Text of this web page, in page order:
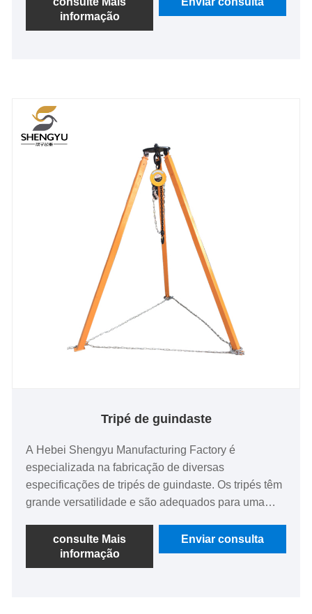
utilizam materiais espessados, possuem estrutura
compacta e grande capacidade de carga, capazes
informação
Tripé de guindaste
A Hebei Shengyu Manufacturing Factory é
especializada na fabricação de diversas
especificações de tripés de guindaste. Os tripés têm
grande versatilidade e são adequados para uma
confiável em termos de capacidade de carga, possui
uma estrutura compacta e pequena, é fácil de
instalar e operar e pode não apenas melhorar a
consulte Mais
informação
Enviar consulta